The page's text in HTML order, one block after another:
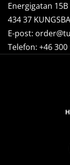
Energigatan 15B
434 37
E-post:
Telefon: +46 300